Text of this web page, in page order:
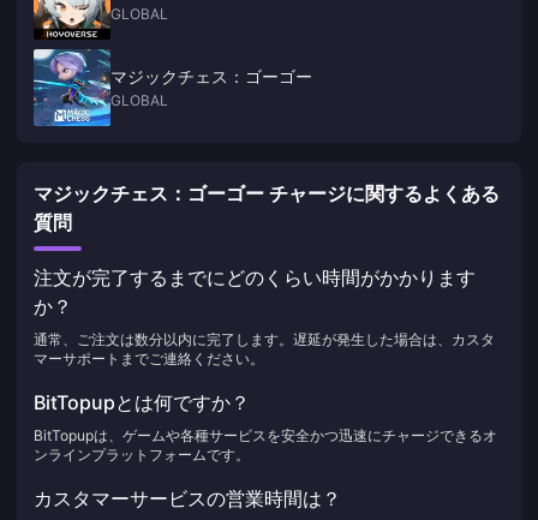
GLOBAL
マジックチェス：ゴーゴー
GLOBAL
マジックチェス：ゴーゴー チャージに関するよくある
質問
注文が完了するまでにどのくらい時間がかかります
か？
通常、ご注文は数分以内に完了します。遅延が発生した場合は、カスタ
マーサポートまでご連絡ください。
BitTopupとは何ですか？
BitTopupは、ゲームや各種サービスを安全かつ迅速にチャージできるオ
ンラインプラットフォームです。
カスタマーサービスの営業時間は？